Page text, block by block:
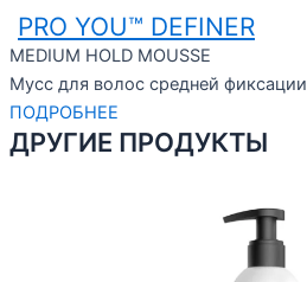
PRO YOU™ DEFINER
MEDIUM HOLD MOUSSE
Мусс для волос средней фиксации
ПОДРОБНЕЕ
ДРУГИЕ ПРОДУКТЫ